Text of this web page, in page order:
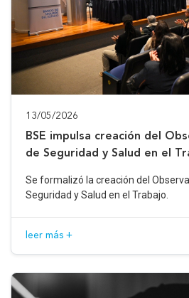
13/05/2026
BSE impulsa creación del
de Seguridad y Salud en el
Se formalizó la creación del
Seguridad y Salud en el Trabajo.
leer más +